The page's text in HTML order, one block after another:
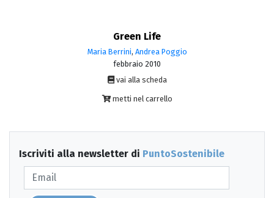
Green Life
Maria Berrini, Andrea Poggio
febbraio 2010
vai alla scheda
metti nel carrello
Iscriviti alla newsletter di PuntoSostenibile